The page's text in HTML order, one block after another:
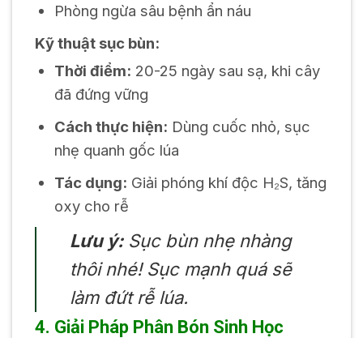
Phòng ngừa sâu bệnh ẩn náu
Kỹ thuật sục bùn:
Thời điểm: 20-25 ngày sau sạ, khi cây
đã đứng vững
Cách thực hiện: Dùng cuốc nhỏ, sục
nhẹ quanh gốc lúa
Tác dụng: Giải phóng khí độc H₂S, tăng
oxy cho rễ
Lưu ý:Sục bùn nhẹ nhàng
thôi nhé! Sục mạnh quá sẽ
làm đứt rễ lúa.
4. Giải Pháp Phân Bón Sinh Học